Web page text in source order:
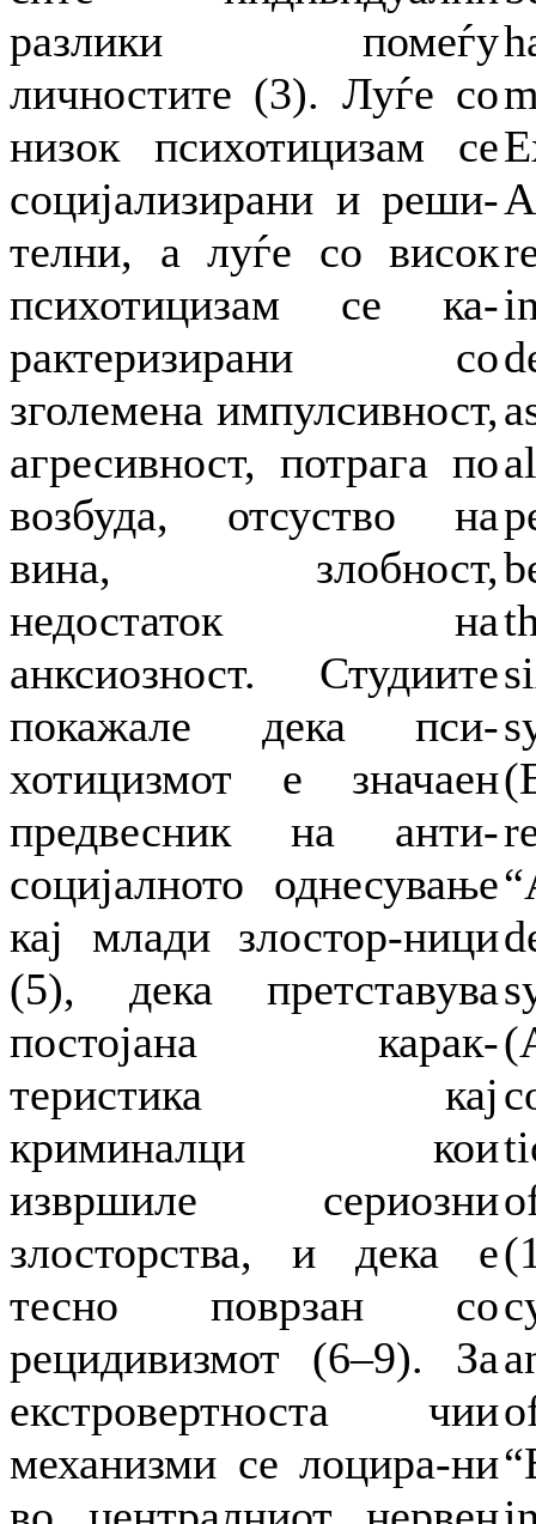
разлики помеѓу
личностите (3). Луѓе со
низок психотицизам се
социјализирани и реши-
телни, а луѓе со висок
психотицизам се ка-
рактеризирани со
зголемена импулсивност,
агресивност, потрага по
возбуда, отсуство на
вина, злобност,
недостаток на
анксиозност. Студиите
покажале дека пси-
хотицизмот е значаен
предвесник на анти-
социјалното однесување
кај млади злостор-ници
(5), дека претставува
постојана карак-
теристика кај
криминалци кои
извршиле сериозни
злосторства, и дека е
тесно поврзан со
рецидивизмот (6–9). За
екстровертноста чии
механизми се лоцира-ни